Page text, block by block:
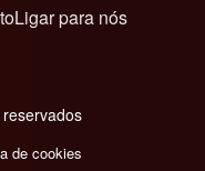
Ligar para nós
de cookies